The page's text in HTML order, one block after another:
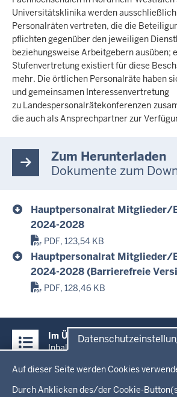
Auf dieser Seite werden Cookies
Durch Anklicken des/der Cookie-
Universitätsklinika werden
Personalräten vertreten, die die
pflichten gegenüber den jeweiligen
beziehungsweise Arbeitgebern ausüben;
Stufenvertretung existiert für diese
mehr. Die örtlichen Personalräte haben
und gemeinsamen Interessenvertretung
zu Landespersonalrätekonferenzen
die auch als Ansprechpartner zur
Zum Herunterladen
Dokumente zum
Hauptpersonalrat Mitglieder/
2024-2028
PDF, 123,54 KB
Hauptpersonalrat Mitglieder/
2024-2028 (Barrierefreie
PDF, 128,46 KB
Inhalte
Im Überblick
Inhalt
Menü
in
Startseite